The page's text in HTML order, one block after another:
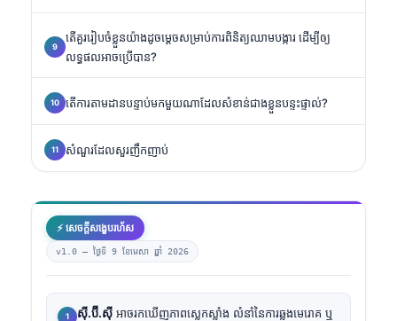
តើគួររៀបចំខ្លួនយ៉ាងដូចម្តេចសម្រាប់ការពិនិត្យឈាមបង្ការ ដើម្បីឲ្យ
លទ្ធផលអាចប្រើបាន?
តើការតាមដានបន្ទាប់មកមួយណាដែលសំខាន់ជាងខ្លួនបន្ទះផ្ទាល់?
សំណួរដែលសួរញឹកញាប់
⚡ សេចក្តីសង្ខេបរហ័ស
v1.0 — ថ្ងៃទី 9 ខែមេសា ឆ្នាំ 2026
ស៊ី.ប៊ី.ស៊ី អាចរកឃើញភាពស្លេកស្លាំង លំនាំនៃការឆ្លងមេរោគ ឬ